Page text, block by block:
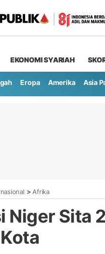
EKONOMI SYARIAH
Eropa Amerika Asia
> Afrika
Niger Sita